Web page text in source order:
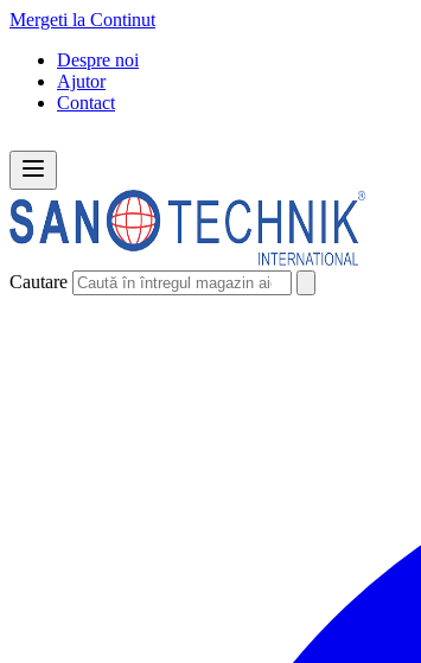
Mergeti la Continut
Despre noi
Ajutor
Contact
Cautare